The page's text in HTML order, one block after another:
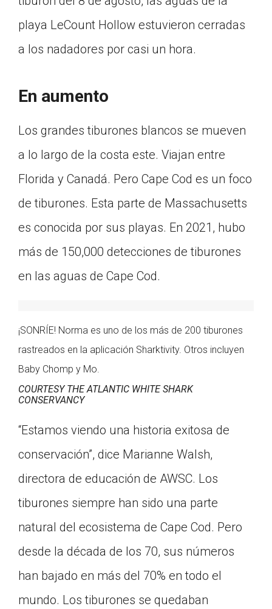
playa LeCount Hollow estuvieron cerradas
a los nadadores por casi un hora.
En aumento
Los grandes tiburones blancos se mueven
a lo largo de la costa este. Viajan entre
Florida y Canadá. Pero Cape Cod es un foco
de tiburones. Esta parte de Massachusetts
es conocida por sus playas. En 2021, hubo
más de 150,000 detecciones de tiburones
en las aguas de Cape Cod.
¡SONRÍE! Norma es uno de los más de 200 tiburones
rastreados en la aplicación Sharktivity. Otros incluyen
Baby Chomp y Mo.
COURTESY THE ATLANTIC WHITE SHARK
CONSERVANCY
“Estamos viendo una historia exitosa de
conservación”, dice Marianne Walsh,
directora de educación de AWSC. Los
tiburones siempre han sido una parte
natural del ecosistema de Cape Cod. Pero
desde la década de los 70, sus números
han bajado en más del 70% en todo el
mundo. Los tiburones se quedaban